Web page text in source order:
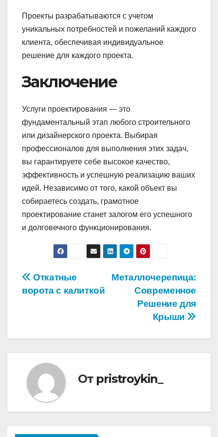
Проекты разрабатываются с учетом
уникальных потребностей и пожеланий каждого
клиента, обеспечивая индивидуальное
решение для каждого проекта.
Заключение
Услуги проектирования — это
фундаментальный этап любого строительного
или дизайнерского проекта. Выбирая
профессионалов для выполнения этих задач,
вы гарантируете себе высокое качество,
эффективность и успешную реализацию ваших
идей. Независимо от того, какой объект вы
собираетесь создать, грамотное
проектирование станет залогом его успешного
и долговечного функционирования.
Навигация
по
Металлочерепица:
Современное
Решение для
Крыши
Откатные
ворота с калиткой
От pristroykin_